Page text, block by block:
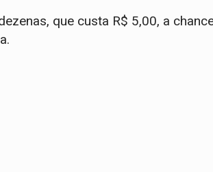
que custa R$ 5,00, a